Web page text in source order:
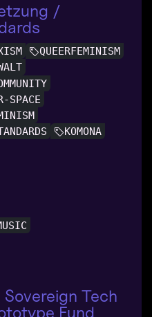
/
QUEERFEMINISM
SPACE
KOMONA
Tech
Fund